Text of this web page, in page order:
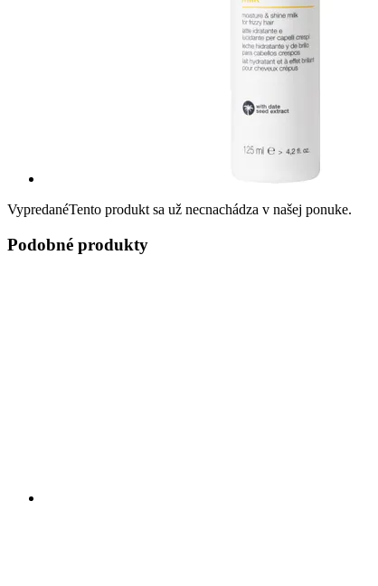
VypredanéTento produkt sa už necnachádza v našej ponuke.
Podobné produkty